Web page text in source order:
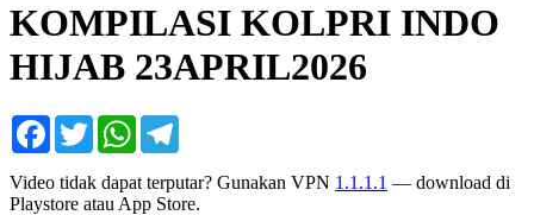
KOMPILASI KOLPRI INDO
HIJAB 23APRIL2026
Facebook
TwitterWhatsApp
Video tidak dapat terputar? Gunakan VPN 1.1.1.1 — download di
Playstore atau App Store.